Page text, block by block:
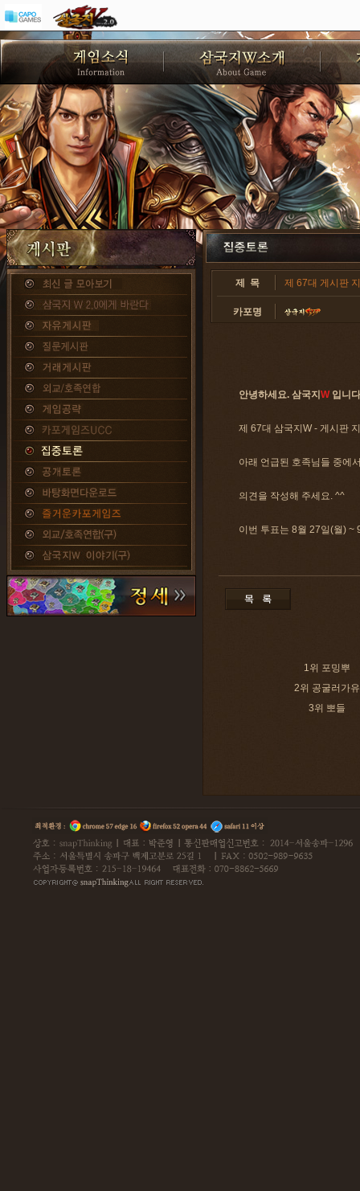
제 목 제 67대 게시판
카포명
안녕하세요. 삼국지 W입니
제 67대 삼국지W - 게시판
아래 언급된 호족님들 중에
의견을 작성해 주세요. ^^
이번 투표는 8월 27일(월) ~
1위 포밍뿌
2위 공굴러가유
3위 뽀들